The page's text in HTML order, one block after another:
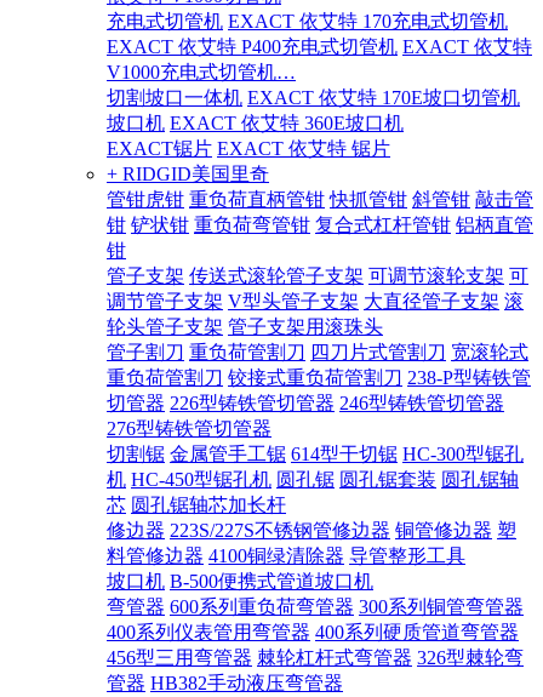
充电式切管机 EXACT 依艾特 170充电式切管机
EXACT 依艾特 P400充电式切管机 EXACT 依艾特
V1000充电式切管机…
切割坡口一体机 EXACT 依艾特 170E坡口切管机
坡口机 EXACT 依艾特 360E坡口机
EXACT锯片 EXACT 依艾特 锯片
+ RIDGID美国里奇
管钳虎钳 重负荷直柄管钳 快抓管钳 斜管钳 敲击管
钳 铲状钳 重负荷弯管钳 复合式杠杆管钳 铝柄直管
钳
管子支架 传送式滚轮管子支架 可调节滚轮支架 可
调节管子支架 V型头管子支架 大直径管子支架 滚
轮头管子支架 管子支架用滚珠头
管子割刀 重负荷管割刀 四刀片式管割刀 宽滚轮式
重负荷管割刀 铰接式重负荷管割刀 238-P型铸铁管
切管器 226型铸铁管切管器 246型铸铁管切管器
276型铸铁管切管器
切割锯 金属管手工锯 614型干切锯 HC-300型锯孔
机 HC-450型锯孔机 圆孔锯 圆孔锯套装 圆孔锯轴
芯 圆孔锯轴芯加长杆
修边器 223S/227S不锈钢管修边器 铜管修边器 塑
料管修边器 4100铜绿清除器 导管整形工具
坡口机 B-500便携式管道坡口机
弯管器 600系列重负荷弯管器 300系列铜管弯管器
400系列仪表管用弯管器 400系列硬质管道弯管器
456型三用弯管器 棘轮杠杆式弯管器 326型棘轮弯
管器 HB382手动液压弯管器